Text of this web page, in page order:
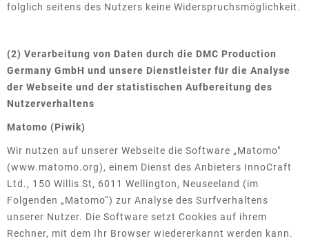
folglich seitens des Nutzers keine Widerspruchsmöglichkeit.
(2) Verarbeitung von Daten durch die DMC Production
Germany GmbH und unsere Dienstleister für die Analyse
der Webseite und der statistischen Aufbereitung des
Nutzerverhaltens
Matomo (Piwik)
Wir nutzen auf unserer Webseite die Software „Matomo"
(www.matomo.org), einem Dienst des Anbieters InnoCraft
Ltd., 150 Willis St, 6011 Wellington, Neuseeland (im
Folgenden „Matomo“) zur Analyse des Surfverhaltens
unserer Nutzer. Die Software setzt Cookies auf ihrem
Rechner, mit dem Ihr Browser wiedererkannt werden kann.